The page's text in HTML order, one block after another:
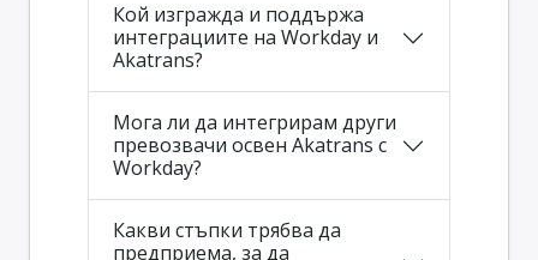
Кой изгражда и поддържа
интеграциите на Workday и
Akatrans?
Мога ли да интегрирам други
превозвачи освен Akatrans с
Workday?
Какви стъпки трябва да
предприема, за да